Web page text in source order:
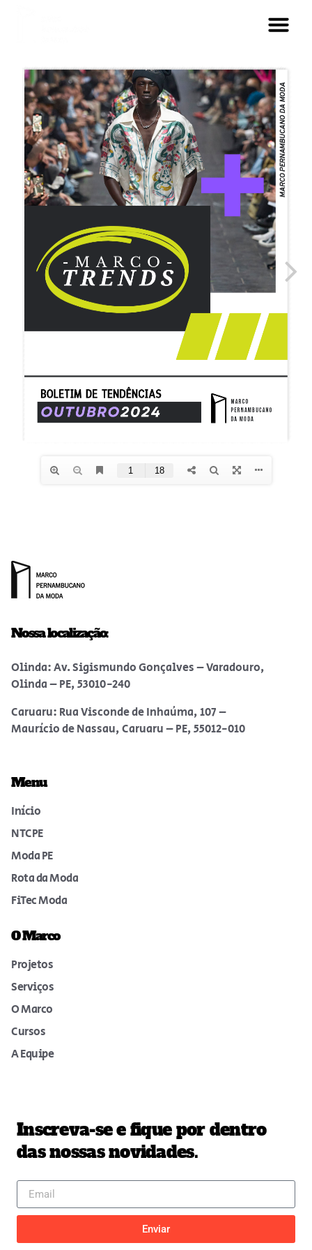
Nossa localização:
Olinda: Av. Sigismundo Gonçalves – Varadouro,
Olinda – PE, 53010-240
Caruaru: Rua Visconde de Inhaúma, 107 –
Maurício de Nassau, Caruaru – PE, 55012-010
Menu
Início
NTCPE
Moda PE
Rota da Moda
FiTec Moda
O Marco
Projetos
Serviços
O Marco
Cursos
A Equipe
Inscreva-se e fique por dentro
das nossas novidades.
Enviar